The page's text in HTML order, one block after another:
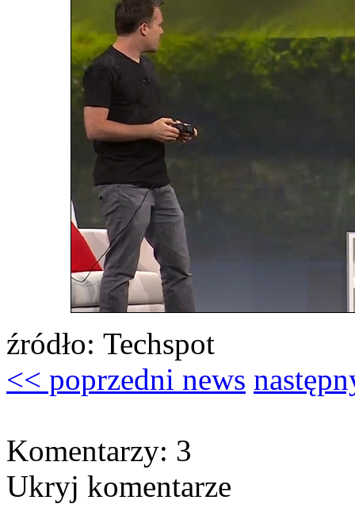
źródło: Techspot
<< poprzedni news
Komentarzy: 3
Ukryj komentarze